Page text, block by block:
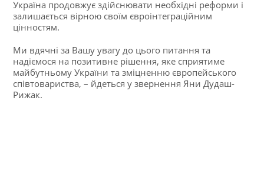
Україна продовжує здійснювати необхідні реформи і
залишається вірною своїм євроінтеграційним
цінностям.
Ми вдячні за Вашу увагу до цього питання та
надіємося на позитивне рішення, яке сприятиме
майбутньому України та зміцненню європейського
співтовариства, – йдеться у звернення Яни Дудаш-
Рижак.